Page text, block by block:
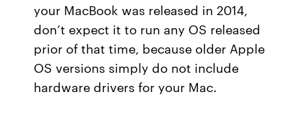
your MacBook was released in 2014,
don’t expect it to run any OS released
prior of that time, because older Apple
OS versions simply do not include
hardware drivers for your Mac.